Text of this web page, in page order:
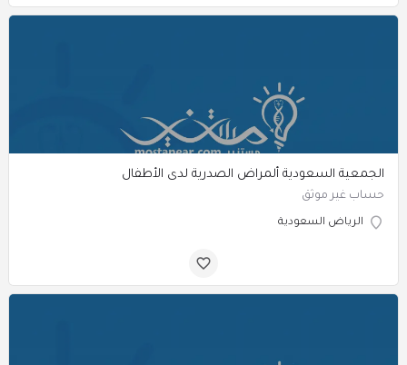
الجمعية السعودية ألمراض الصدرية لدى الأطفال
حساب غير موثق
الرياض السعودية